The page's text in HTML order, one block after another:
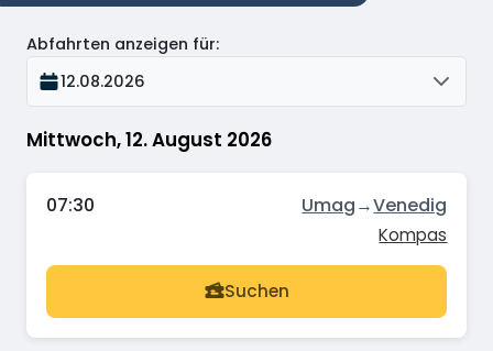
Mittwoch, 12. August 2026
Abfahrten anzeigen für:
12.08.2026
07:30 Umag→Venedig
Kompas
Suchen